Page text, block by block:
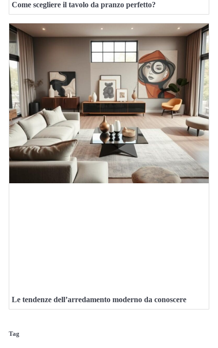
Come scegliere il tavolo da pranzo perfetto?
Le tendenze dell’arredamento moderno da conoscere
Tag